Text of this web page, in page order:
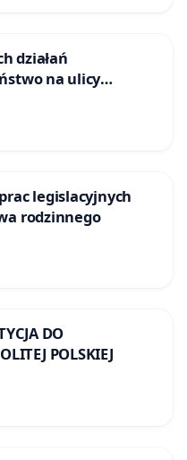
działań
na ulicy
legislacyjnych
rodzinnego
DO
POLSKIEJ